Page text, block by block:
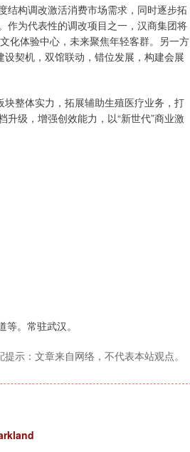
结构调改激活消费市场需求，同时逐步拓
作为代表性的调改项目之一，汉商集团将
化体验中心，未来聚焦年轻客群。另一方
契机，双馆联动，错位发展，构建会展
整体实力，拓展辅助生殖医疗业务，打
级，增强创效能力，以“新世代”商业激
。常驻武汉。
提示：文章来自网络，不代表本站观点。